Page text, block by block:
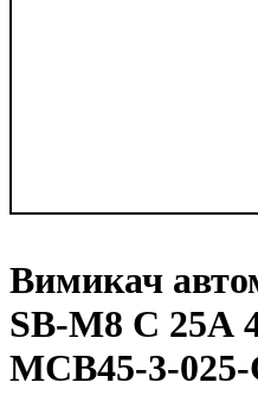
Вимикач
SB-M8 С 25А
MCB45-3-025-